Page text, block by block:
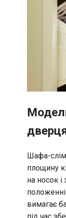
Шафа-
площину
на носок
вимагає
під час